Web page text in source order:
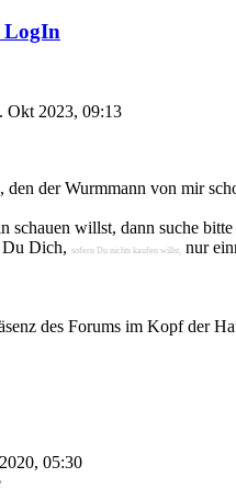
LogIn
Okt 2023, 09:13
den der Wurmmann von mir
schauen willst, dann suche bitte
Du Dich, sofern Du nichts kaufen willst, nur
des Forums im Kopf der
05:30